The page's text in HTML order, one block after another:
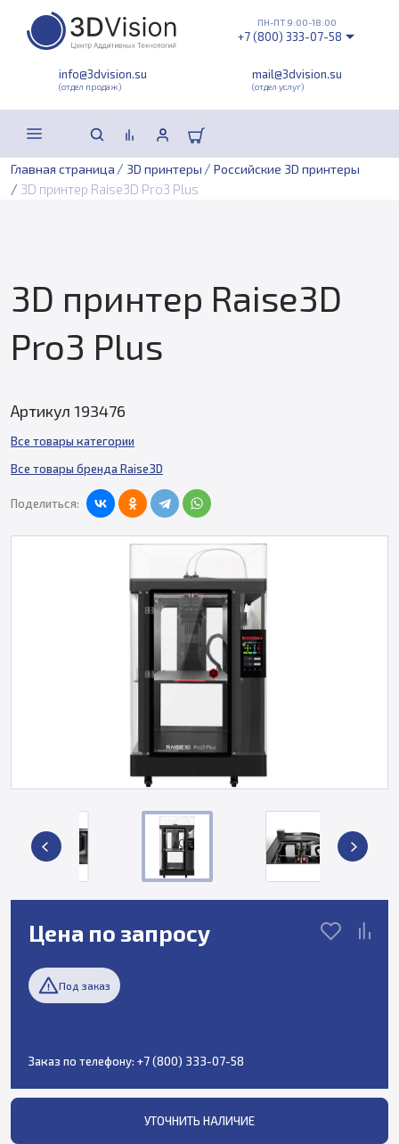
info@3dvision.su
(отдел продаж)
mail@3dvision.su
(отдел услуг)
ПН-ПТ 9:00-18:00
+7 (800) 333-07-58
Главная страница / 3D принтеры / Российские 3D принтеры
/ 3D принтер Raise3D Pro3 Plus
3D принтер Raise3D
Pro3 Plus
Артикул 193476
Все товары категории
Все товары бренда Raise3D
Поделиться:
Цена по запросу
Под заказ
Заказ по телефону: +7 (800) 333-07-58
УТОЧНИТЬ НАЛИЧИЕ